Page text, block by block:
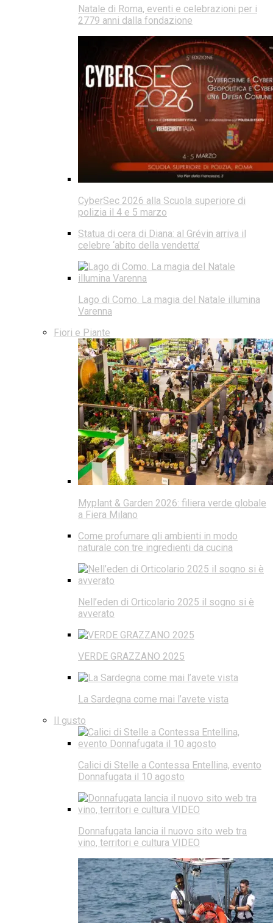
Natale di Roma, eventi e celebrazioni per i
2779 anni dalla fondazione
CyberSec 2026 alla Scuola superiore di
polizia il 4 e 5 marzo
Statua di cera di Diana: al Grévin arriva il
celebre ‘abito della vendetta’
Lago di Como. La magia del Natale illumina
Varenna
Fiori e Piante
Myplant & Garden 2026: filiera verde globale
a Fiera Milano
Come profumare gli ambienti in modo
naturale con tre ingredienti da cucina
Nell’eden di Orticolario 2025 il sogno si è
avverato
VERDE GRAZZANO 2025
La Sardegna come mai l’avete vista
Il gusto
Calici di Stelle a Contessa Entellina, evento
Donnafugata il 10 agosto
Donnafugata lancia il nuovo sito web tra
vino, territori e cultura VIDEO